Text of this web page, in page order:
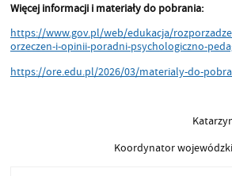
Więcej informacji i materiały do pobrania:
https://www.gov.pl/web/edukacja/
orzeczen-i-opinii-poradni-psychologiczno-
https://ore.edu.pl/2026/03/materialy-do-
Koordynator